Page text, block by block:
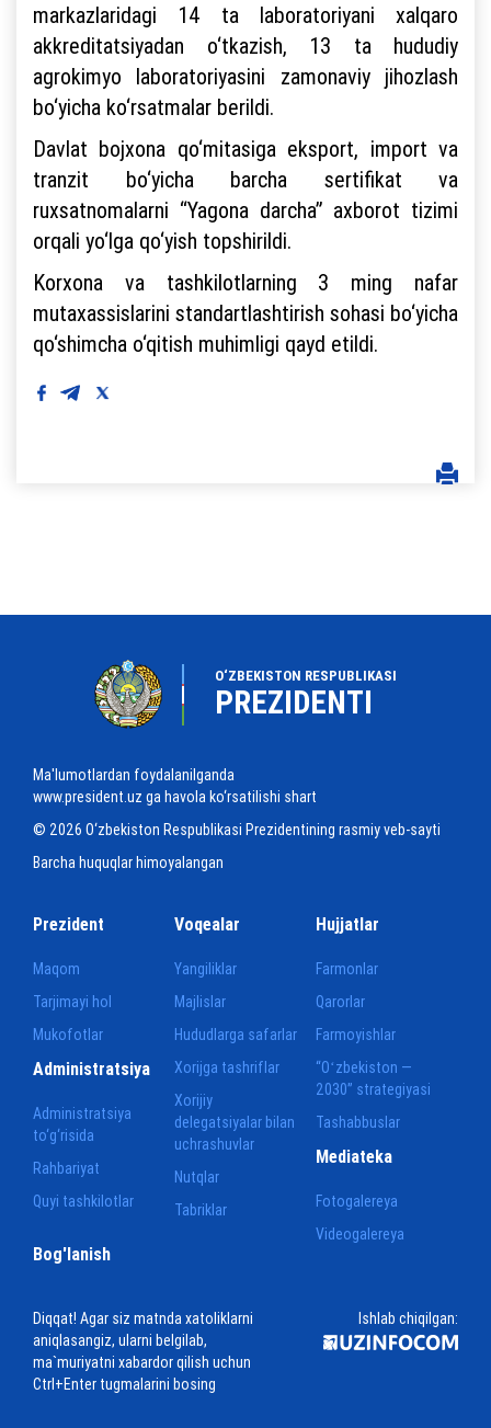
markazlaridagi 14 ta laboratoriyani xalqaro
akkreditatsiyadan o‘tkazish, 13 ta hududiy
agrokimyo laboratoriyasini zamonaviy jihozlash
bo‘yicha ko‘rsatmalar berildi.
Davlat bojxona qo‘mitasiga eksport, import va
tranzit bo‘yicha barcha sertifikat va
ruxsatnomalarni “Yagona darcha” axborot tizimi
orqali yo‘lga qo‘yish topshirildi.
Korxona va tashkilotlarning 3 ming nafar
mutaxassislarini standartlashtirish sohasi bo‘yicha
qo‘shimcha o‘qitish muhimligi qayd etildi.
O‘ZBEKISTON RESPUBLIKASI
PREZIDENTI
Ma'lumotlardan foydalanilganda
www.president.uz ga havola ko‘rsatilishi shart
© 2026 O‘zbekiston Respublikasi Prezidentining rasmiy veb-sayti
Barcha huquqlar himoyalangan
Prezident
Maqom
Tarjimayi hol
Mukofotlar
Voqealar
Yangiliklar
Majlislar
Hududlarga safarlar
Xorijga tashriflar
Xorijiy
delegatsiyalar bilan
uchrashuvlar
Nutqlar
Tabriklar
Hujjatlar
Farmonlar
Qarorlar
Farmoyishlar
“Oʻzbekiston —
2030” strategiyasi
Tashabbuslar
Administratsiya
Administratsiya
to‘g‘risida
Rahbariyat
Quyi tashkilotlar
Mediateka
Fotogalereya
Videogalereya
Bog'lanish
Diqqat! Agar siz matnda xatoliklarni
aniqlasangiz, ularni belgilab,
ma`muriyatni xabardor qilish uchun
Ctrl+Enter tugmalarini bosing
Ishlab chiqilgan: